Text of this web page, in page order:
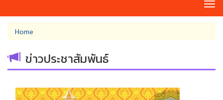
You
are
here
Home
ข่าวประชาสัมพันธ์